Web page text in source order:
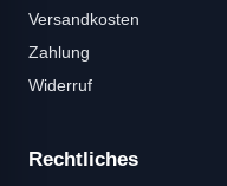
Versandkosten
Zahlung
Widerruf
Rechtliches